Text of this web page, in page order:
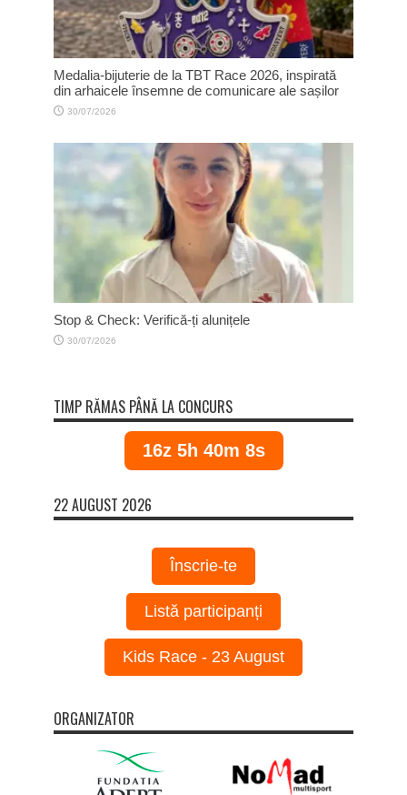
Medalia-bijuterie de la TBT Race 2026, inspirată
din arhaicele însemne de comunicare ale sașilor
30/07/2026
Stop & Check: Verifică-ți alunițele
30/07/2026
TIMP RĂMAS PÂNĂ LA CONCURS
16z 5h 40m 7s
22 AUGUST 2026
Înscrie-te
Listă participanți
Kids Race - 23 August
ORGANIZATOR